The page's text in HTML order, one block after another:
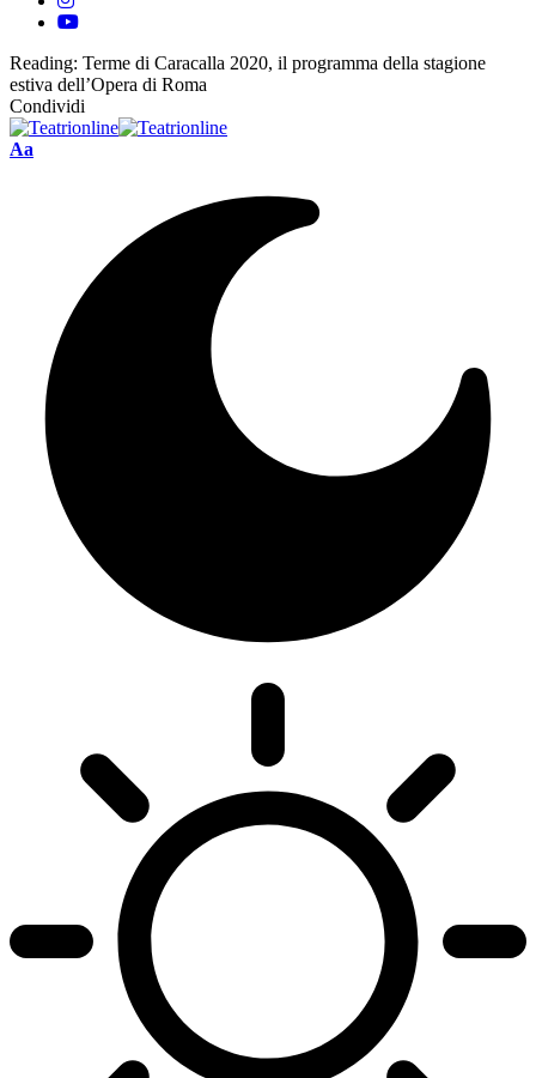
Reading: Terme di Caracalla 2020, il programma della stagione
estiva dell’Opera di Roma
Condividi
Font
Aa